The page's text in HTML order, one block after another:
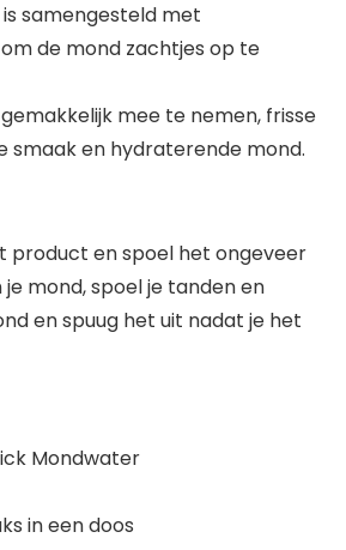
samengesteld met
de mond zachtjes op te
mee te nemen, frisse
smaak en hydraterende mond.
product en spoel het ongeveer
mond, spoel je tanden en
en spuug het uit nadat je het
Mondwater
in een doos